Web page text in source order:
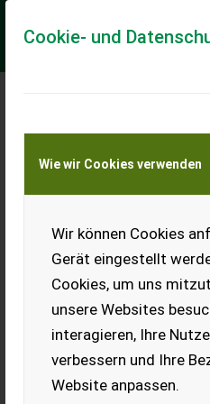
Cookie- und
Wie wir Cookies verwenden
Wir können Cookies
Gerät eingestellt
Cookies, um uns
unsere Websites
interagieren, Ihre
verbessern und Ihre
Website anpassen.
Meine
Transport von Land-
KEINE
Ladeort